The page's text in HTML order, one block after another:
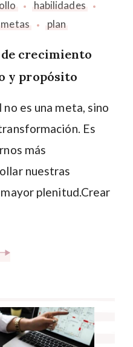
habilidades
metas plan
crecimiento
y propósito
es una meta, sino
Es
más
nuestras
plenitud.Crear